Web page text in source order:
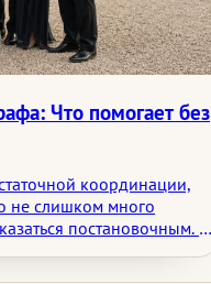
Что помогает без
координации,
не слишком много
постановочным. В
съемки, помощники
доступ, ограничения